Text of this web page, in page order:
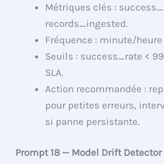
Métriques clés :
records_ingested.
Fréquence : minute/
Seuils : success_rate <
SLA.
Action recommandée :
pour petites erreurs,
si panne persistante.
Prompt 18 — Model Drift Detector